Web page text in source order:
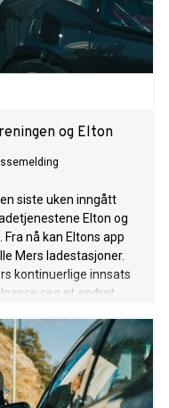
og Elton
siste uken inngått
Elton og
nå kan Eltons app
Mers ladestasjoner.
kontinuerlige innsats
seg et endret